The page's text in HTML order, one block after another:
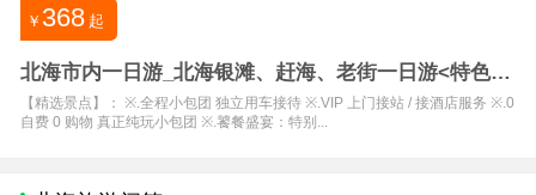
￥ 368 起
北海市内一日游_北海银滩、赶海、老街一日游<特色美
食海鲜餐>
【精选景点】： ※.全程小包团 独立用车接待 ※.VIP 上门接站 / 接酒店服务 ※.0
自费 0 购物 真正纯玩小包团 ※.饕餐盛宴：特别...